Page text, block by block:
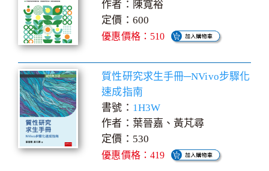
作者：陳寬裕
定價：600
優惠價格：510
質性研究求生手冊─NVivo步驟化
速成指南
書號： 1H3W
作者：葉晉嘉、黃芃尋
定價：530
優惠價格：419